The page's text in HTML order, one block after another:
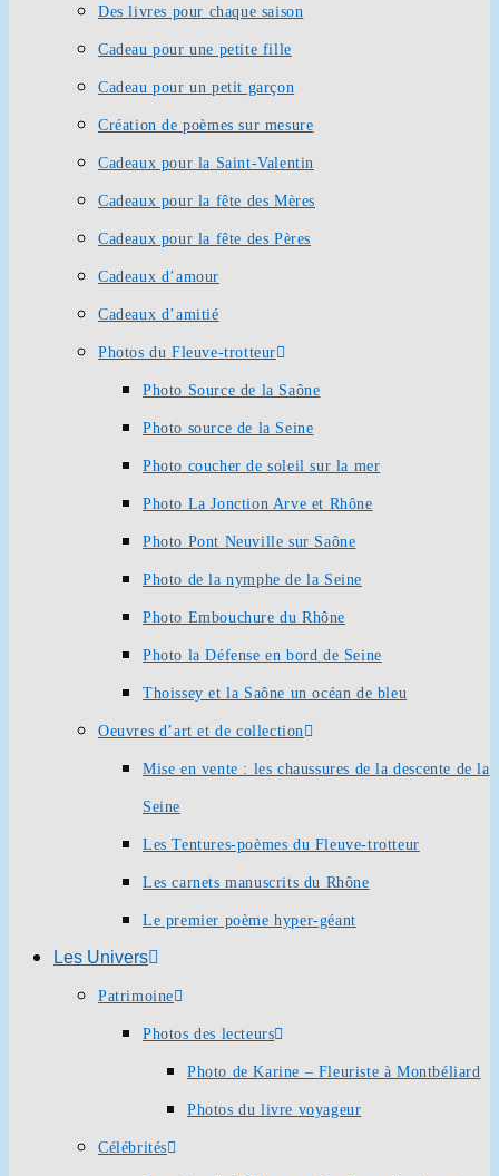
Des livres pour chaque saison
Cadeau pour une petite fille
Cadeau pour un petit garçon
Création de poèmes sur mesure
Cadeaux pour la Saint-Valentin
Cadeaux pour la fête des Mères
Cadeaux pour la fête des Pères
Cadeaux d’amour
Cadeaux d’amitié
Photos du Fleuve-trotteur
Photo Source de la Saône
Photo source de la Seine
Photo coucher de soleil sur la mer
Photo La Jonction Arve et Rhône
Photo Pont Neuville sur Saône
Photo de la nymphe de la Seine
Photo Embouchure du Rhône
Photo la Défense en bord de Seine
Thoissey et la Saône un océan de bleu
Oeuvres d’art et de collection
Mise en vente : les chaussures de la descente de la
Seine
Les Tentures-poèmes du Fleuve-trotteur
Les carnets manuscrits du Rhône
Le premier poème hyper-géant
Les Univers
Patrimoine
Photos des lecteurs
Photo de Karine – Fleuriste à Montbéliard
Photos du livre voyageur
Célébrités